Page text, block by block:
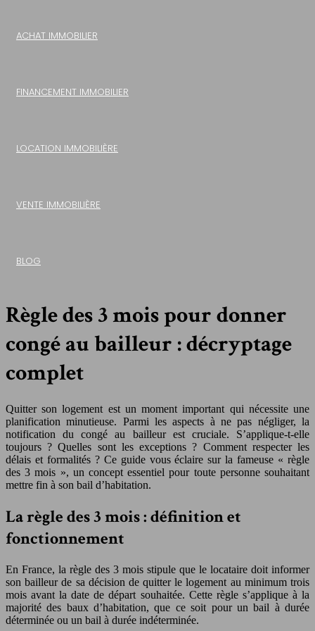
ACHAT IMMOBILIER
FINANCEMENT IMMOBILIER
LOCATION IMMOBILIÈRE
VENTE IMMOBILIÈRE
BLOG
Règle des 3 mois pour donner
congé au bailleur : décryptage
complet
Quitter son logement est un moment important qui nécessite une
planification minutieuse. Parmi les aspects à ne pas négliger, la
notification du congé au bailleur est cruciale. S’applique-t-elle
toujours ? Quelles sont les exceptions ? Comment respecter les
délais et formalités ? Ce guide vous éclaire sur la fameuse « règle
des 3 mois », un concept essentiel pour toute personne souhaitant
mettre fin à son bail d’habitation.
La règle des 3 mois : définition et
fonctionnement
En France, la règle des 3 mois stipule que le locataire doit informer
son bailleur de sa décision de quitter le logement au minimum trois
mois avant la date de départ souhaitée. Cette règle s’applique à la
majorité des baux d’habitation, que ce soit pour un bail à durée
déterminée ou un bail à durée indéterminée.